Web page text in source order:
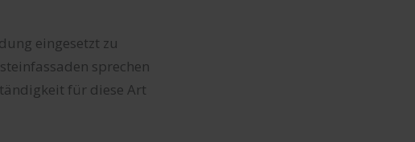
eingesetzt zu
sprechen
für diese Art